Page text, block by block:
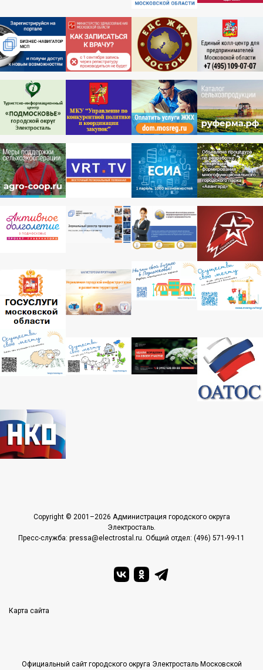
Copyright © 2001–2026 Администрация городского округа
Электросталь.
Пресс-служба: pressa@electrostal.ru. Общий отдел: (496) 571-99-11
Карта сайта
Официальный сайт городского округа Электросталь Московской